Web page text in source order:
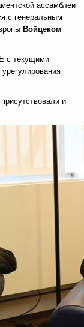
ассамблеи
с генеральным
Войцеком
с текущими
и